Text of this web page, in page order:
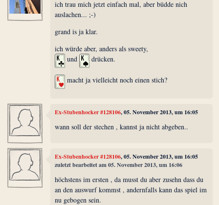
ich trau mich jetzt einfach mal, aber büdde nich
auslachen... ;-)
grand is ja klar.
ich würde aber, anders als sweety,
und
drücken.
macht ja vielleicht noch einen stich?
Ex-Stubenhocker #128106, 05. November 2013, um 16:05
wann soll der stechen , kannst ja nicht abgeben..
Ex-Stubenhocker #128106, 05. November 2013, um 16:05
zuletzt bearbeitet am 05. November 2013, um 16:06
höchstens im ersten , da musst du aber zusehn dass du
an den auswurf kommst , andernfalls kann das spiel im
nu gebogen sein.